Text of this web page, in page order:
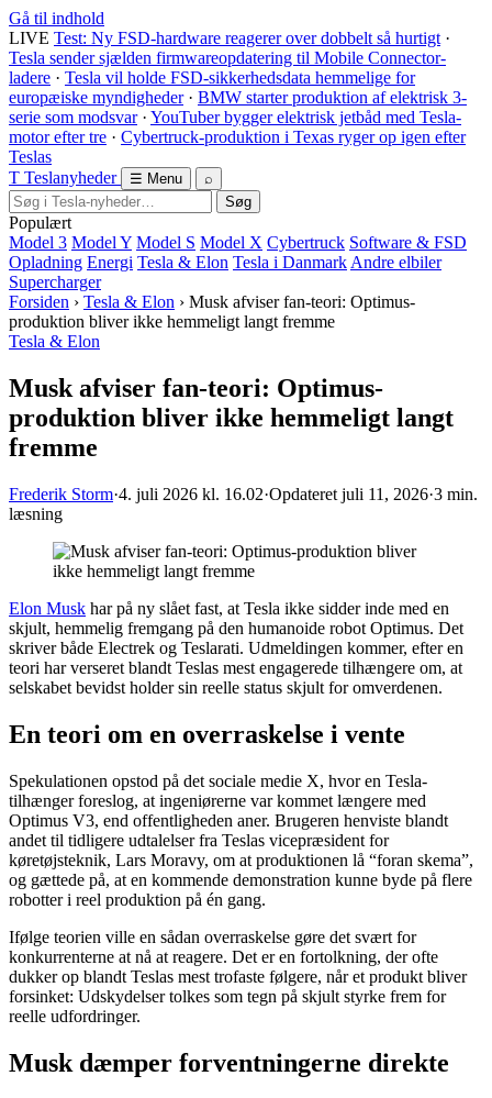
Gå til indhold
LIVE Test: Ny FSD-hardware reagerer over dobbelt så hurtigt ·
Tesla sender sjælden firmwareopdatering til Mobile Connector-
ladere · Tesla vil holde FSD-sikkerhedsdata hemmelige for
europæiske myndigheder · BMW starter produktion af elektrisk 3-
serie som modsvar · YouTuber bygger elektrisk jetbåd med Tesla-
motor efter tre · Cybertruck-produktion i Texas ryger op igen efter
Teslas
T Teslanyheder ☰ Menu
⌕
Søg
Populært
Model 3 Model Y Model S Model X Cybertruck Software & FSD
Opladning Energi Tesla & Elon Tesla i Danmark Andre elbiler
Supercharger
Forsiden › Tesla & Elon › Musk afviser fan-teori: Optimus-
produktion bliver ikke hemmeligt langt fremme
Tesla & Elon
Musk afviser fan-teori: Optimus-
produktion bliver ikke hemmeligt langt
fremme
Frederik Storm·4. juli 2026 kl. 16.02·Opdateret juli 11, 2026·3 min.
læsning
Elon Musk har på ny slået fast, at Tesla ikke sidder inde med en
skjult, hemmelig fremgang på den humanoide robot Optimus. Det
skriver både Electrek og Teslarati. Udmeldingen kommer, efter en
teori har verseret blandt Teslas mest engagerede tilhængere om, at
selskabet bevidst holder sin reelle status skjult for omverdenen.
En teori om en overraskelse i vente
Spekulationen opstod på det sociale medie X, hvor en Tesla-
tilhænger foreslog, at ingeniørerne var kommet længere med
Optimus V3, end offentligheden aner. Brugeren henviste blandt
andet til tidligere udtalelser fra Teslas vicepræsident for
køretøjsteknik, Lars Moravy, om at produktionen lå “foran skema”,
og gættede på, at en kommende demonstration kunne byde på flere
robotter i reel produktion på én gang.
Ifølge teorien ville en sådan overraskelse gøre det svært for
konkurrenterne at nå at reagere. Det er en fortolkning, der ofte
dukker op blandt Teslas mest trofaste følgere, når et produkt bliver
forsinket: Udskydelser tolkes som tegn på skjult styrke frem for
reelle udfordringer.
Musk dæmper forventningerne direkte